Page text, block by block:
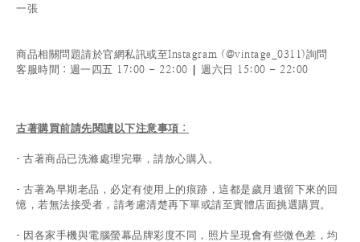
一張
商品相關問題請於官網私訊或至Instagram (@vintage_0311)詢問
客服時間 ：週一四五 17:00 - 22:00 | 週六日 15:00 - 22:00
古著購買前請先閱讀以下注意事項 ：
- 古著商品已洗滌處理完畢，請放心購入。
- 古著為早期老品，必定有使用上的痕跡，這都是歲月遺留下來的回
憶，若無法接受者，請考慮清楚再下單或請至實體店面挑選購買。
- 因各家手機與電腦螢幕品牌彩度不同，照片呈現會有些微色差，均